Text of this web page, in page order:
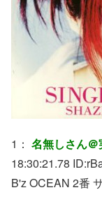
1： 名無しさん
18:30:21.78 ID:
B'z OCEAN 2番